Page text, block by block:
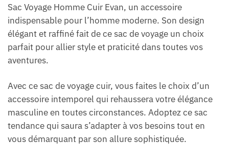
Sac Voyage Homme Cuir Evan, un accessoire
indispensable pour l’homme moderne. Son design
élégant et raffiné fait de ce sac de voyage un choix
parfait pour allier style et praticité dans toutes vos
aventures.
Avec ce sac de voyage cuir, vous faites le choix d’un
accessoire intemporel qui rehaussera votre élégance
masculine en toutes circonstances. Adoptez ce sac
tendance qui saura s’adapter à vos besoins tout en
vous démarquant par son allure sophistiquée.